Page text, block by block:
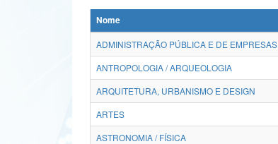
Nome
ADMINISTRAÇÃO PÚBLICA E DE
ANTROPOLOGIA / ARQUEOLOGIA
ARQUITETURA, URBANISMO E DESIGN
ARTES
ASTRONOMIA / FÍSICA